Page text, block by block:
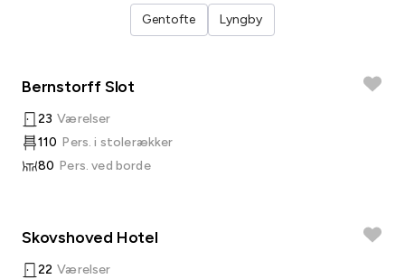
Gentofte Lyngby
Bernstorff Slot
23 Værelser
110 Pers. i stolerækker
80 Pers. ved borde
Skovshoved Hotel
22 Værelser